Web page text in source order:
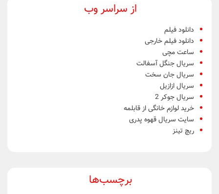
از سراسر وب
دانلود فیلم
دانلود فیلم خارجی
ساعت مچی
سریال جنگل آسفالت
سریال جان سخت
سریال ازازیل
سریال جوکر 2
خرید لوازم خانگی از قابلمه
سایت سریال قهوه پدری
ریچ تینز
برچسب‌ها